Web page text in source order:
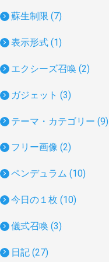
蘇生制限 (7)
表示形式 (1)
エクシーズ召喚 (2)
ガジェット (3)
テーマ・カテゴリー (9)
フリー画像 (2)
ペンデュラム (10)
今日の１枚 (10)
儀式召喚 (3)
日記 (27)